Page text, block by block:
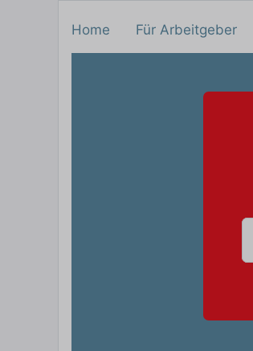
Home Für Arbeitgeber